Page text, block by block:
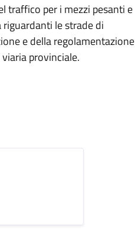
traffico per i mezzi pesanti e
le strade di
e della regolamentazione
provinciale.